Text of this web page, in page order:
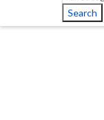
Search